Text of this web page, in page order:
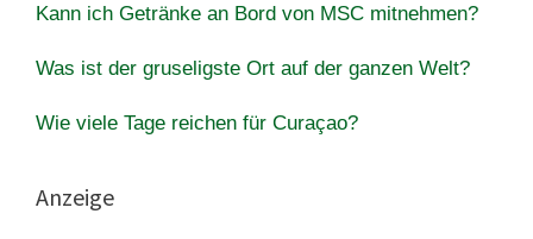
Kann ich Getränke an Bord von MSC mitnehmen?
Was ist der gruseligste Ort auf der ganzen Welt?
Wie viele Tage reichen für Curaçao?
Anzeige